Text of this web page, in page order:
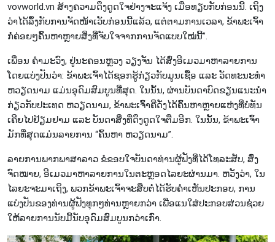
vovworld.vn ສ້າງ​ຄວາມດຶງ​ດູດ​ໃຈຢ່າງ​ຈະ​ແຈ້ງ​ ເມື່ອ​ທຽບ​ກັບ​ກ່ອນນີ້. ເຖິງ
ວ່າ​ໄດ້ລຶ້ງ​ກັບ​ການຈັດໜ້າເວັບກ່ອນນີ້​ແລ້ວ, ແຕ່​ຕາມ​ການ​ເວ​ລາ, ຂ້າ​ພະ​ເຈົ້າ​
ກໍ່​ຄ່ອຍ​ໆຄ​ົ້ນ​ຫາ​ຫຼາຍ​ສິ່​ງ​ທີ່ຈັບໃຈ​ຈາກ​ການຈັດ​ແບບ​ໃໝ່​ນີ້”.
ເພື່ອນ ຄຳ​ມະ​ວົງ, ຢູ່​ນະ​ຄອນ​ຫຼວງ ວຽງ​ຈັນ ໄດ້​ສົ່ງ​ອີ​ເມວ​ມາ​ຫາ​ລາຍ​ການ​
ໂດຍ​ແບ​່ງ​ປັນ​ວ່າ: ຂ້າ​ພະ​ເຈົ້າ​ໄດ້​ຊອກ​ຮູ້​ກ່ຽວ​ກັບ​ມູນ​ເຊື້ອ ແລະ ວັດ​ທະ​ນະ​ທຳ
ຫວຽດ​ນາມ ແມ່ນ​ອຸ​ດົມ​ສົມ​ບູນ​ທີ່​ສຸດ. ໃນ​ນັ້ນ, ຜ່ານ​ບັນ​ດາ​ບົດ​ຂຽນ​ແນະ​ນຳ​
ກ່ຽວ​ກັບ​ປະ​ເທດ ຫວຽດ​ນາມ, ຂ້າ​ພະ​ເຈົ້າ​ຄື​ດັ່ງ​ໄດ້​ຄົ້ນ​ຫາ​ຫຼາຍ​ແຫ່ງ​ທີ່ບໍ່​ທັນ​
ເຄີຍໄປຢ້ຽມ​ຢາມ ແລະ ບັນ​ດາ​ສິ່ງ​ທີ່​ດຶງ​ດູດ​ໃຈຕື່ມອີກ. ໃນ​ນັ້ນ, ຂ້າ​ພະ​ເຈົ້າ​
ມັກ​ທີ່​ສຸດ​ແມ່ນ​ລາຍ​ການ “ຄົ້ນ​ຫາ ຫວຽດ​ນາມ”.
ລາຍ​ການ​ພາກ​ພາ​ສາ​ລາວ ຂໍ​ຂອບ​ໃຈ​ບັນ​ດາ​ທ່ານ​ຜູ້​ຟັງ​ທີ່​ໄດ້​ໂທ​ລະ​ສັບ, ສົ່ງ​
ຈົດ​ໝາຍ, ອີ​ເມວ​ມາ​ຫາ​ລາຍ​ການ​ໃນ​ຕະ​ຫຼອດ​ໄລ​ຍະ​ຜ່ານ​ມາ. ຫວັງ​ວ່າ, ໃນ​
ໄລ​ຍະ​ຈະ​ມາ​ເຖິງ, ພວກ​ຂ້າ​ພະ​ເຈົ້າ​ຈະ​ສືບ​ຕໍ່​ໄດ້​ຮັບ​ຄຳ​ເຫັນ​ປະ​ກອບ, ການ​
ແບ່ງ​ປັນ​ຂອງ​ທ່ານ​ຜູ້​ຟັງ​ທຸກ​ໆ​ທ່ານ​​ຫຼາຍກວ່າ ເພື່ອ​ແນ​ໃສ່​ປະ​ກອບ​ສ່ວນ​ຊ່ວຍ​
ໃຫ້​ລາຍ​ການ​ນັບ​ມື້​ນັບ​​ອຸ​ດົມ​ສົມ​ບູນກວ່າ​ເກົ່າ.